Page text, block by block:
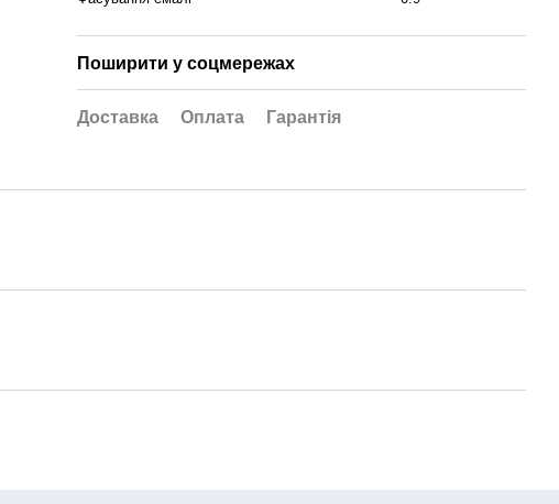
Поширити у соцмережах
Доставка Оплата Гарантія